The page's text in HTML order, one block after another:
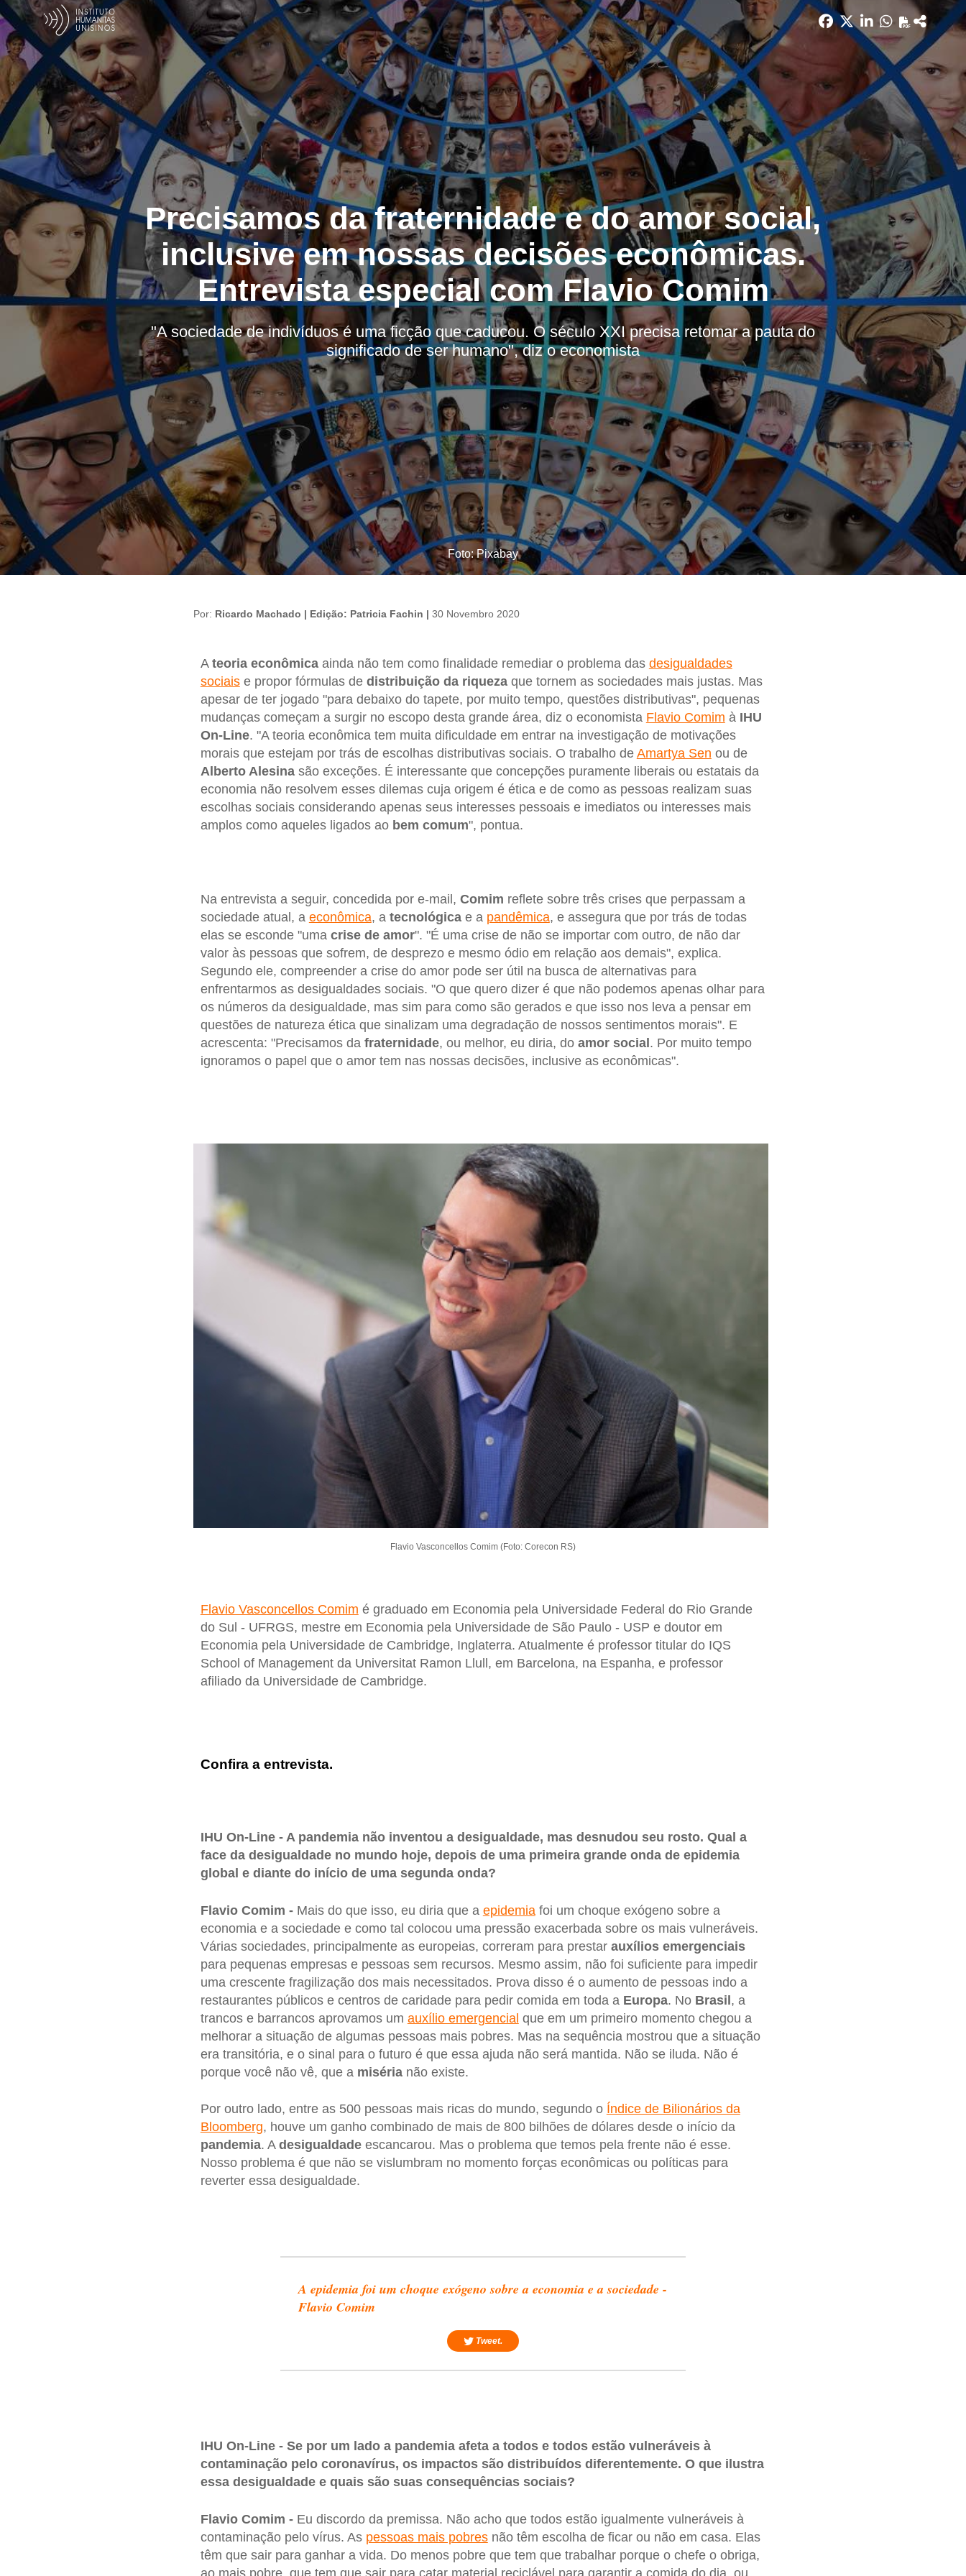
Precisamos da fraternidade e do amor social,
inclusive em nossas decisões econômicas.
Entrevista especial com Flavio Comim
"A sociedade de indivíduos é uma ficção que caducou. O século XXI precisa retomar a pauta do
significado de ser humano", diz o economista
Foto: Pixabay
Por: Ricardo Machado | Edição: Patricia Fachin | 30 Novembro 2020
A teoria econômicaainda não tem como finalidade remediar o problema das desigualdades
sociaise propor fórmulas de distribuição da riquezaque tornem as sociedades mais justas. Mas
apesar de ter jogado "para debaixo do tapete, por muito tempo, questões distributivas", pequenas
mudanças começam a surgir no escopo desta grande área, diz o economista Flavio Comim à IHU
On-Line. "A teoria econômica tem muita dificuldade em entrar na investigação de motivações
morais que estejam por trás de escolhas distributivas sociais. O trabalho de Amartya Sen ou de
Alberto Alesinasão exceções. É interessante que concepções puramente liberais ou estatais da
economia não resolvem esses dilemas cuja origem é ética e de como as pessoas realizam suas
escolhas sociais considerando apenas seus interesses pessoais e imediatos ou interesses mais
amplos como aqueles ligados ao bem comum", pontua.
Na entrevista a seguir, concedida por e-mail, Comim reflete sobre três crises que perpassam a
sociedade atual, a econômica, a tecnológicae a pandêmica, e assegura que por trás de todas
elas se esconde "uma crise de amor". "É uma crise de não se importar com outro, de não dar
valor às pessoas que sofrem, de desprezo e mesmo ódio em relação aos demais", explica.
Segundo ele, compreender a crise do amor pode ser útil na busca de alternativas para
enfrentarmos as desigualdades sociais. "O que quero dizer é que não podemos apenas olhar para
os números da desigualdade, mas sim para como são gerados e que isso nos leva a pensar em
questões de natureza ética que sinalizam uma degradação de nossos sentimentos morais". E
acrescenta: "Precisamos da fraternidade, ou melhor, eu diria, do amor social . Por muito tempo
ignoramos o papel que o amor tem nas nossas decisões, inclusive as econômicas".
Flavio Vasconcellos Comim (Foto: Corecon RS)
Flavio Vasconcellos Comim é graduado em Economia pela Universidade Federal do Rio Grande
do Sul - UFRGS, mestre em Economia pela Universidade de São Paulo - USP e doutor em
Economia pela Universidade de Cambridge, Inglaterra. Atualmente é professor titular do IQS
School of Management da Universitat Ramon Llull, em Barcelona, na Espanha, e professor
afiliado da Universidade de Cambridge.
Confira a entrevista.
IHU On-Line - A pandemia não inventou a desigualdade, mas desnudou seu rosto. Qual a
face da desigualdade no mundo hoje, depois de uma primeira grande onda de epidemia
global e diante do início de uma segunda onda?
Flavio Comim -Mais do que isso, eu diria que a epidemiafoi um choque exógeno sobre a
economia e a sociedade e como tal colocou uma pressão exacerbada sobre os mais vulneráveis.
Várias sociedades, principalmente as europeias, correram para prestar auxílios emergenciais
para pequenas empresas e pessoas sem recursos. Mesmo assim, não foi suficiente para impedir
uma crescente fragilização dos mais necessitados. Prova disso é o aumento de pessoas indo a
restaurantes públicos e centros de caridade para pedir comida em toda a Europa. No Brasil, a
trancos e barrancos aprovamos um auxílio emergencial que em um primeiro momento chegou a
melhorar a situação de algumas pessoas mais pobres. Mas na sequência mostrou que a situação
era transitória, e o sinal para o futuro é que essa ajuda não será mantida. Não se iluda. Não é
porque você não vê, que a misérianão existe.
Por outro lado, entre as 500 pessoas mais ricas do mundo, segundo o Índice de Bilionários da
Bloomberg, houve um ganho combinado de mais de 800 bilhões de dólares desde o início da
pandemia. A desigualdadeescancarou. Mas o problema que temos pela frente não é esse.
Nosso problema é que não se vislumbram no momento forças econômicas ou políticas para
reverter essa desigualdade.
A epidemia foi um choque exógeno sobre a economia e a sociedade -
Flavio Comim
Tweet.
IHU On-Line - Se por um lado a pandemia afeta a todos e todos estão vulneráveis à
contaminação pelo coronavírus, os impactos são distribuídos diferentemente. O que ilustra
essa desigualdade e quais são suas consequências sociais?
Flavio Comim -Eu discordo da premissa. Não acho que todos estão igualmente vulneráveis à
contaminação pelo vírus. As pessoas mais pobresnão têm escolha de ficar ou não em casa. Elas
têm que sair para ganhar a vida. Do menos pobre que tem que trabalhar porque o chefe o obriga,
ao mais pobre, que tem que sair para catar material reciclável para garantir a comida do dia, ou